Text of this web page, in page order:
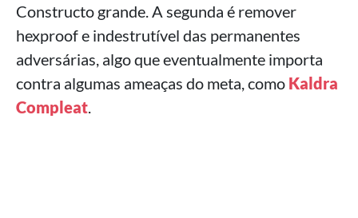
Constructo grande. A segunda é remover
hexproof e indestrutível das permanentes
adversárias, algo que eventualmente importa
contra algumas ameaças do meta, como Kaldra
Compleat.